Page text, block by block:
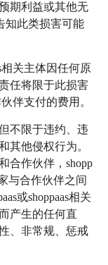
期利益或其他无
知此类损害可能
关主体因任何原
任将限于此损害
伴支付的费用。
不限于违约、违
其他侵权行为。
合作伙伴，shopp
与合作伙伴之间
或shoppaas相关
产生的任何直
、非常规、惩戒